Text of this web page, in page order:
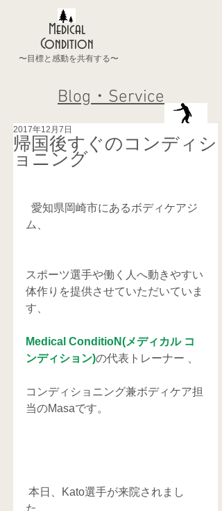
Medical
Condition
〜目標と感動を共有する〜
Blog・Service
帰国後すぐのコンディシ
ョニング
2017年12月7日
ム、
スポーツ選手や働く人へ動きやすい
体作りを提供させていただいていま
す、
Medical ConditioN(メディカル コ
ンディション)の代表トレーナー 、
コンディショニング兼ボディケア担
当のMasaです。
た。